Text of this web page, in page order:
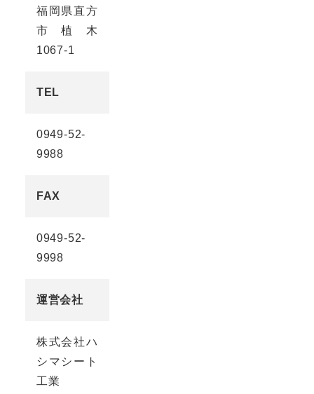
福岡県直方
市植木
1067-1
TEL
0949-52-
9988
FAX
0949-52-
9998
運営会社
株式会社ハ
シマシート
工業